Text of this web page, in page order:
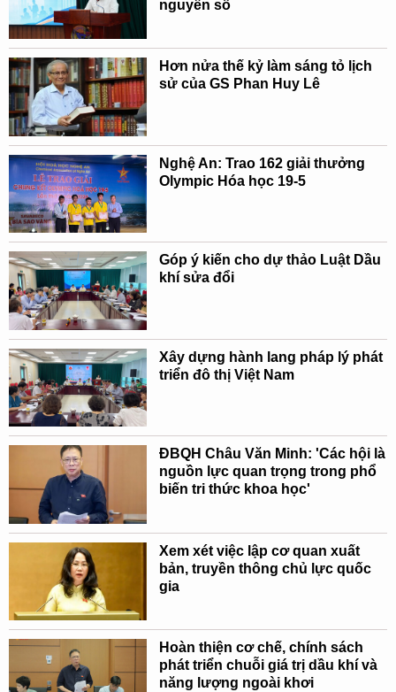
nguyên số
Hơn nửa thế kỷ làm sáng tỏ lịch
sử của GS Phan Huy Lê
Nghệ An: Trao 162 giải thưởng
Olympic Hóa học 19-5
Góp ý kiến cho dự thảo Luật Dầu
khí sửa đổi
Xây dựng hành lang pháp lý phát
triển đô thị Việt Nam
ĐBQH Châu Văn Minh: 'Các hội là
nguồn lực quan trọng trong phổ
biến tri thức khoa học'
Xem xét việc lập cơ quan xuất
bản, truyền thông chủ lực quốc
gia
Hoàn thiện cơ chế, chính sách
phát triển chuỗi giá trị dầu khí và
năng lượng ngoài khơi